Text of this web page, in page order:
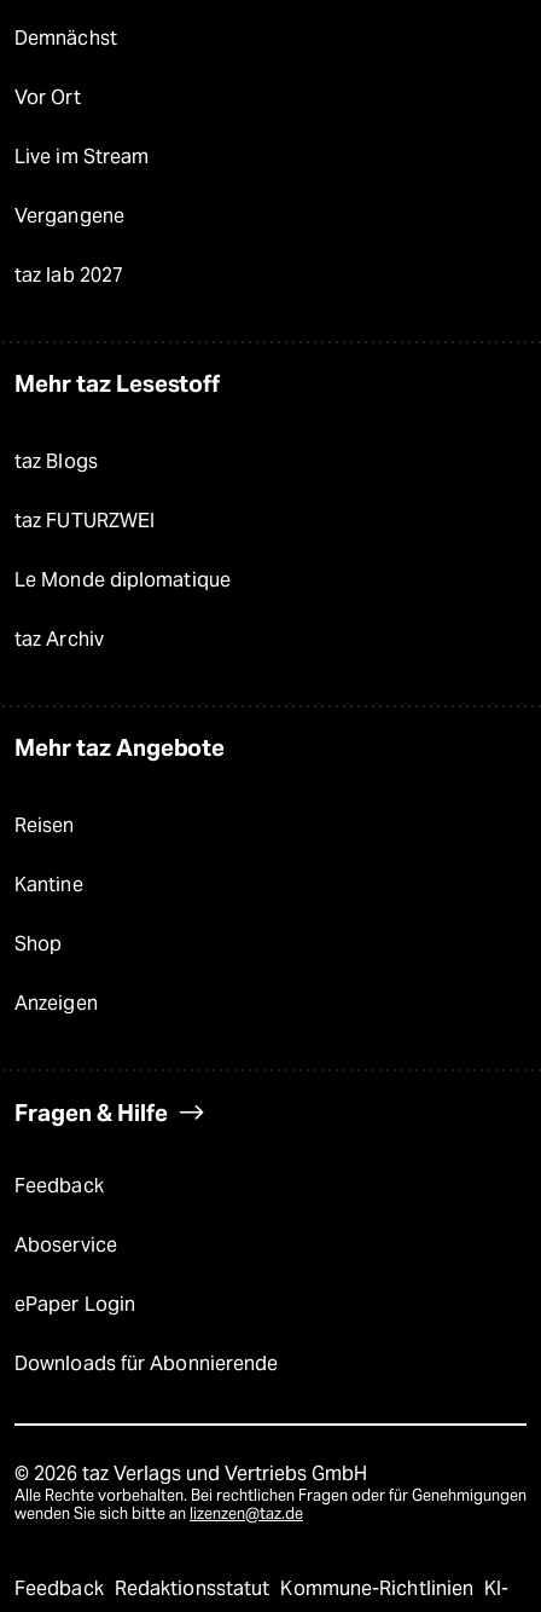
Demnächst
Vor Ort
Live im Stream
Vergangene
taz lab 2027
Mehr taz Lesestoff
taz Blogs
taz FUTURZWEI
Le Monde diplomatique
taz Archiv
Mehr taz Angebote
Reisen
Kantine
Shop
Anzeigen
Fragen & Hilfe
Feedback
Aboservice
ePaper Login
Downloads für Abonnierende
© 2026 taz Verlags und Vertriebs GmbH
Alle Rechte vorbehalten. Bei rechtlichen Fragen oder für Genehmigungen
wenden Sie sich bitte an lizenzen@taz.de
Feedback Redaktionsstatut Kommune-Richtlinien KI-